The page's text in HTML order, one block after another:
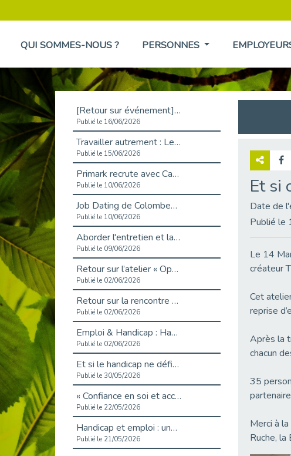
QUI SOMMES-NOUS ? PERSONNES
[Retour sur événement] L'inclusion au cœur de la Place de l'Emploi à La Défense !
Publié le 16/06/2026
Travailler autrement : Le défi de l'intégration des maladies chroniques en entreprise
Publié le 15/06/2026
Primark recrute avec Cap Emploi 92, une matinée couronnée de succès !
Publié le 10/06/2026
Job Dating de Colombes – Emploi et Insertion
Publié le 10/06/2026
Aborder l'entretien et la situation de handicap en toute confiance
Publié le 09/06/2026
Retour sur l’atelier « Optimiser sa recherche d’emploi »
Publié le 02/06/2026
Retour sur la rencontre entre Cap Emploi 92 et Thales (Campus Meudon)
Publié le 02/06/2026
Emploi & Handicap : Hachette Livre et Cap emploi 92 renforcent leur collaboration
Publié le 02/06/2026
Et si le handicap ne définissait plus la carrière ?
Publié le 30/05/2026
« Confiance en soi et acceptation du handicap » : un levier puissant vers l’emploi
Publié le 22/05/2026
Handicap et emploi : une matinée pour briser les tabous
Publié le 21/05/2026
Et si
Date de
Publié
Le 14
créateur
Cet
reprise
Après la
chacun
35
Merci à
Ruche,